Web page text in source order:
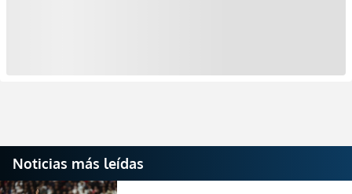
Noticias más leídas